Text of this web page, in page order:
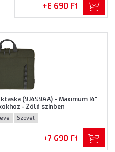
+8 690 Ft
(9J499AA) - Maximum 14"
- Zöld színben
Szövet
+7 690 Ft